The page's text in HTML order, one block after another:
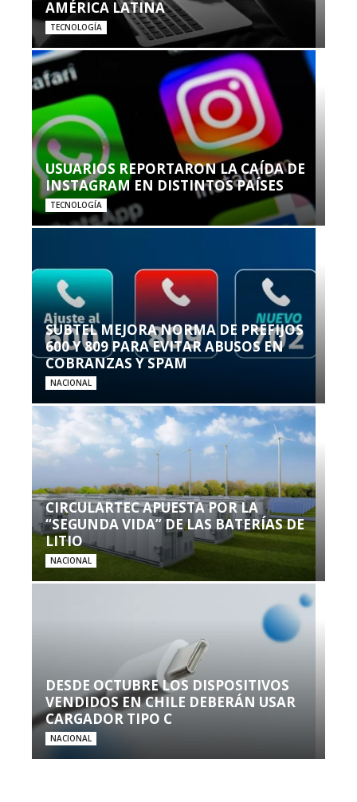
AMÉRICA LATINA
TECNOLOGÍA
USUARIOS REPORTARON LA CAÍDA DE
INSTAGRAM EN DISTINTOS PAÍSES
TECNOLOGÍA
SUBTEL MEJORA NORMA DE PREFIJOS
600 Y 809 PARA EVITAR ABUSOS EN
COBRANZAS Y SPAM
NACIONAL
CIRCULARTEC APUESTA POR LA
“SEGUNDA VIDA” DE LAS BATERÍAS DE
LITIO
NACIONAL
DESDE OCTUBRE LOS DISPOSITIVOS
VENDIDOS EN CHILE DEBERÁN USAR
CARGADOR TIPO C
NACIONAL